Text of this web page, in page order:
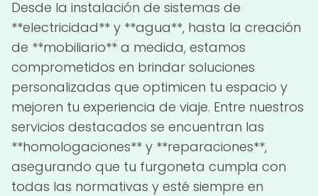
Desde la instalación de sistemas de
**electricidad** y **agua**, hasta la creación
de **mobiliario** a medida, estamos
comprometidos en brindar soluciones
personalizadas que optimicen tu espacio y
mejoren tu experiencia de viaje. Entre nuestros
servicios destacados se encuentran las
**homologaciones** y **reparaciones**,
asegurando que tu furgoneta cumpla con
todas las normativas y esté siempre en